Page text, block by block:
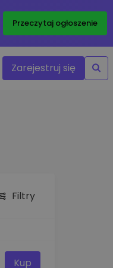
Przeczytaj ogłoszenie
Zarejestruj się
Filtry
Kup